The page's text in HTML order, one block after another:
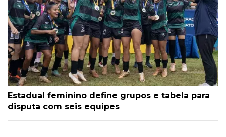
Estadual feminino define grupos e tabela para
disputa com seis equipes